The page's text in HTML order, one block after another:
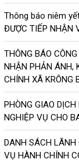
Thông báo niêm
ĐƯỢC TIẾP NHẬN
THÔNG BÁO
NHẬN PHẢN ÁNH,
CHÍNH XÃ KRÔNG
PHÒNG GIAO
NGHIỆP VỤ CHO
DANH SÁCH LÃNH
VỤ HÀNH CHÍNH
CHÍNH ĐƯỢC
KRÔNG BÚK"
(13/07/2026,
THÔNG BÁO
NÓNG TIẾP
(29/06/2026,
PHÒNG GIAO
HUẤN NGHIỆP
(26/06/2026,